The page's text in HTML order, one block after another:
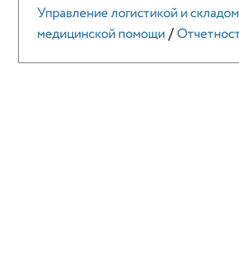
Управление логистикой и складом
медицинской помощи/